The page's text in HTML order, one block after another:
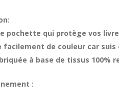
pochette qui protège vos
facilement de couleur car
à base de tissus 100%
: